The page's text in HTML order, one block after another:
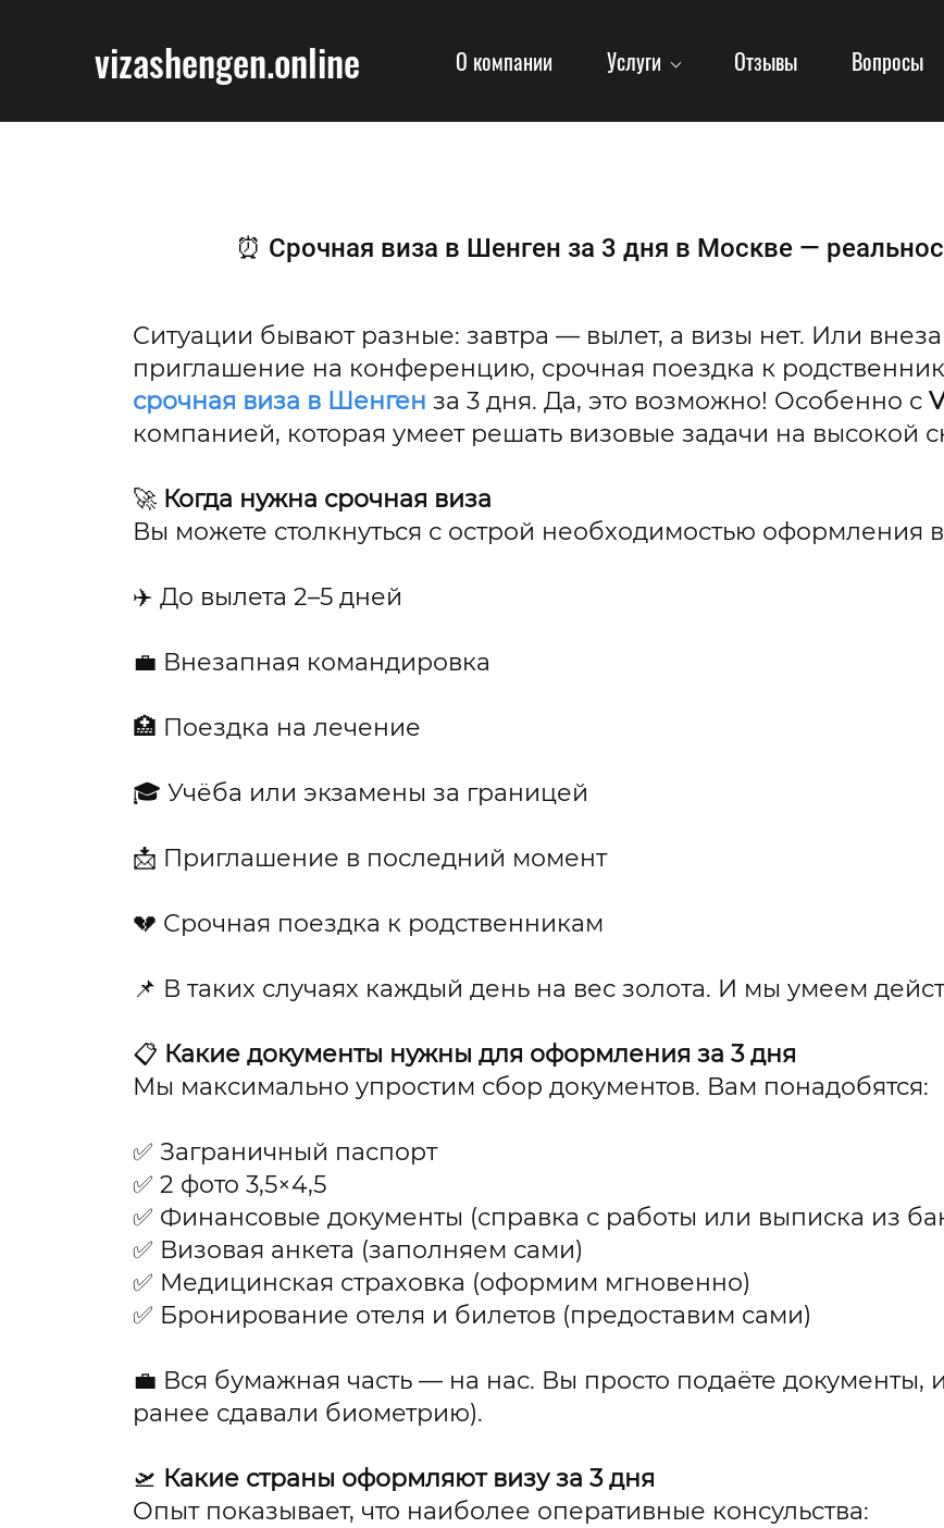
vizashengen.online О компании Услуги Отзывы Вопросы
⏰ Срочная виза в Шенген за 3 дня в Москве —
Ситуации бывают разные: завтра — вылет, а визы нет. Или
приглашение на конференцию, срочная поездка к
срочная виза в Шенген за 3 дня. Да, это возможно! Особенно с
компанией, которая умеет решать визовые задачи на высокой
🚀 Когда нужна срочная виза
Вы можете столкнуться с острой необходимостью оформления
✈️ До вылета 2–5 дней
💼 Внезапная командировка
🏥 Поездка на лечение
🎓 Учёба или экзамены за границей
📩 Приглашение в последний момент
💔 Срочная поездка к родственникам
📌 В таких случаях каждый день на вес золота. И мы умеем
📋 Какие документы нужны для оформления за 3 дня
Мы максимально упростим сбор документов. Вам понадобятся:
✅ Заграничный паспорт
✅ 2 фото 3,5×4,5
✅ Финансовые документы (справка с работы или выписка из
✅ Визовая анкета (заполняем сами)
✅ Медицинская страховка (оформим мгновенно)
✅ Бронирование отеля и билетов (предоставим сами)
💼 Вся бумажная часть — на нас. Вы просто подаёте документы,
ранее сдавали биометрию).
🛫 Какие страны оформляют визу за 3 дня
Опыт показывает, что наиболее оперативные консульства: